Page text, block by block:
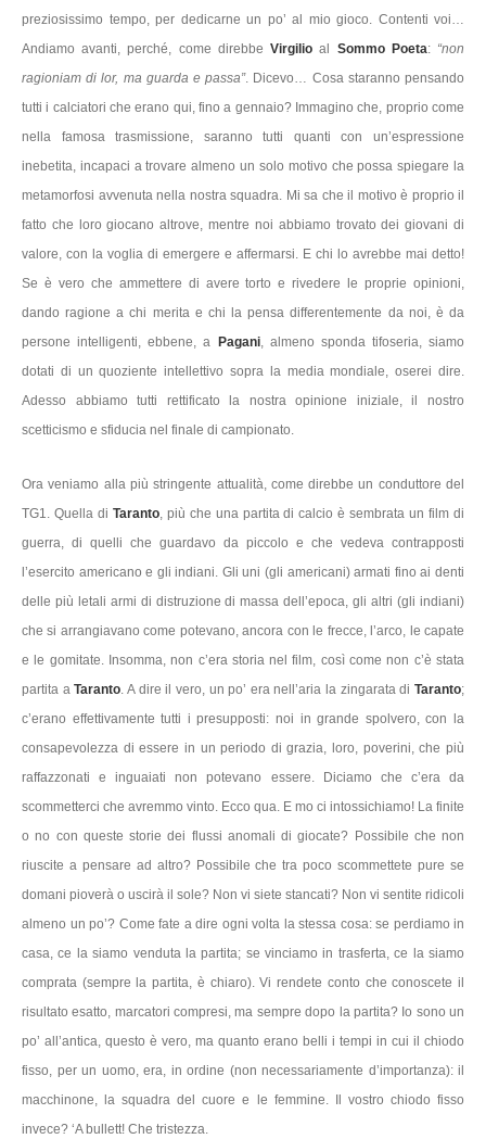
preziosissimo tempo, per dedicarne un po’ al mio gioco. Contenti voi…
Andiamo avanti, perché, come direbbeVirgilioal Sommo Poeta: “non
ragioniam di lor, ma guarda e passa”. Dicevo… Cosa staranno pensando
tutti i calciatori che erano qui, fino a gennaio? Immagino che, proprio come
nella famosa trasmissione, saranno tutti quanti con un’espressione
inebetita, incapaci a trovare almeno un solo motivo che possa spiegare la
metamorfosi avvenuta nella nostra squadra. Mi sa che il motivo è proprio il
fatto che loro giocano altrove, mentre noi abbiamo trovato dei giovani di
valore, con la voglia di emergere e affermarsi. E chi lo avrebbe mai detto!
Se è vero che ammettere di avere torto e rivedere le proprie opinioni,
dando ragione a chi merita e chi la pensa differentemente da noi, è da
persone intelligenti, ebbene, a
Pagani, almeno sponda tifoseria, siamo
dotati di un quoziente intellettivo sopra la media mondiale, oserei dire.
Adesso abbiamo tutti rettificato la nostra opinione iniziale, il nostro
scetticismo e sfiducia nel finale di campionato.
Ora veniamo alla più stringente attualità, come direbbe un conduttore del
TG1. Quella di Taranto, più che una partita di calcio è sembrata un film di
guerra, di quelli che guardavo da piccolo e che vedeva contrapposti
l’esercito americano e gli indiani. Gli uni (gli americani) armati fino ai denti
delle più letali armi di distruzione di massa dell’epoca, gli altri (gli indiani)
che si arrangiavano come potevano, ancora con le frecce, l’arco, le capate
e le gomitate. Insomma, non c’era storia nel film, così come non c’è stata
partita aTaranto. A dire il vero, un po’ era nell’aria la zingarata diTaranto;
c’erano effettivamente tutti i presupposti: noi in grande spolvero, con la
consapevolezza di essere in un periodo di grazia, loro, poverini, che più
raffazzonati e inguaiati non potevano essere. Diciamo che c’era da
scommetterci che avremmo vinto. Ecco qua. E mo ci intossichiamo! La finite
o no con queste storie dei flussi anomali di giocate? Possibile che non
riuscite a pensare ad altro? Possibile che tra poco scommettete pure se
domani pioverà o uscirà il sole? Non vi siete stancati? Non vi sentite ridicoli
almeno un po’? Come fate a dire ogni volta la stessa cosa: se perdiamo in
casa, ce la siamo venduta la partita; se vinciamo in trasferta, ce la siamo
comprata (sempre la partita, è chiaro). Vi rendete conto che conoscete il
risultato esatto, marcatori compresi, ma sempre dopo la partita? Io sono un
po’ all’antica, questo è vero, ma quanto erano belli i tempi in cui il chiodo
fisso, per un uomo, era, in ordine (non necessariamente d’importanza): il
macchinone, la squadra del cuore e le femmine. Il vostro chiodo fisso
invece? ‘A bullett! Che tristezza.